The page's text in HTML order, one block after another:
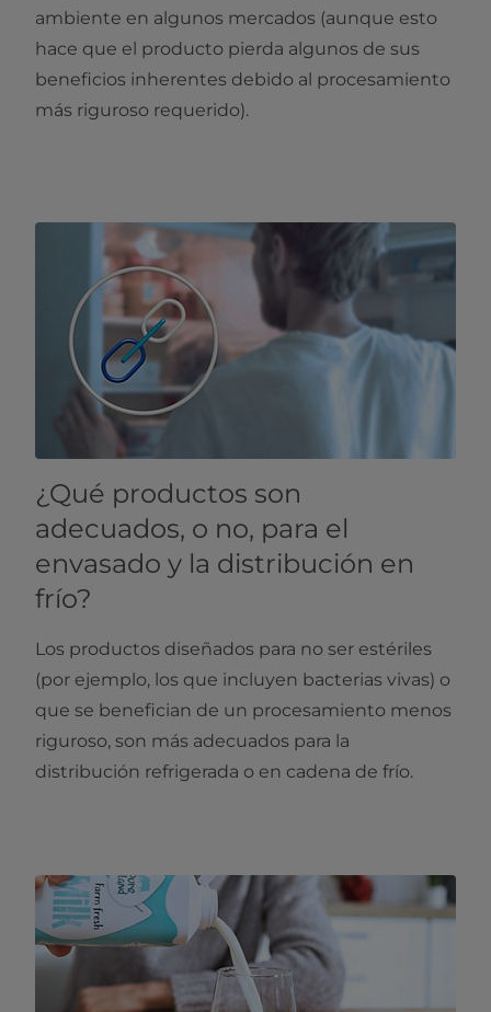
ambiente en algunos mercados (aunque esto
hace que el producto pierda algunos de sus
beneficios inherentes debido al procesamiento
más riguroso requerido).
¿Qué productos son
adecuados, o no, para el
envasado y la distribución en
frío?
Los productos diseñados para no ser estériles
(por ejemplo, los que incluyen bacterias vivas) o
que se benefician de un procesamiento menos
riguroso, son más adecuados para la
distribución refrigerada o en cadena de frío.